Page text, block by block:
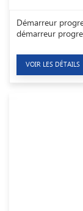
Démarreur
démarreur
VOIR LES DÉTAILS